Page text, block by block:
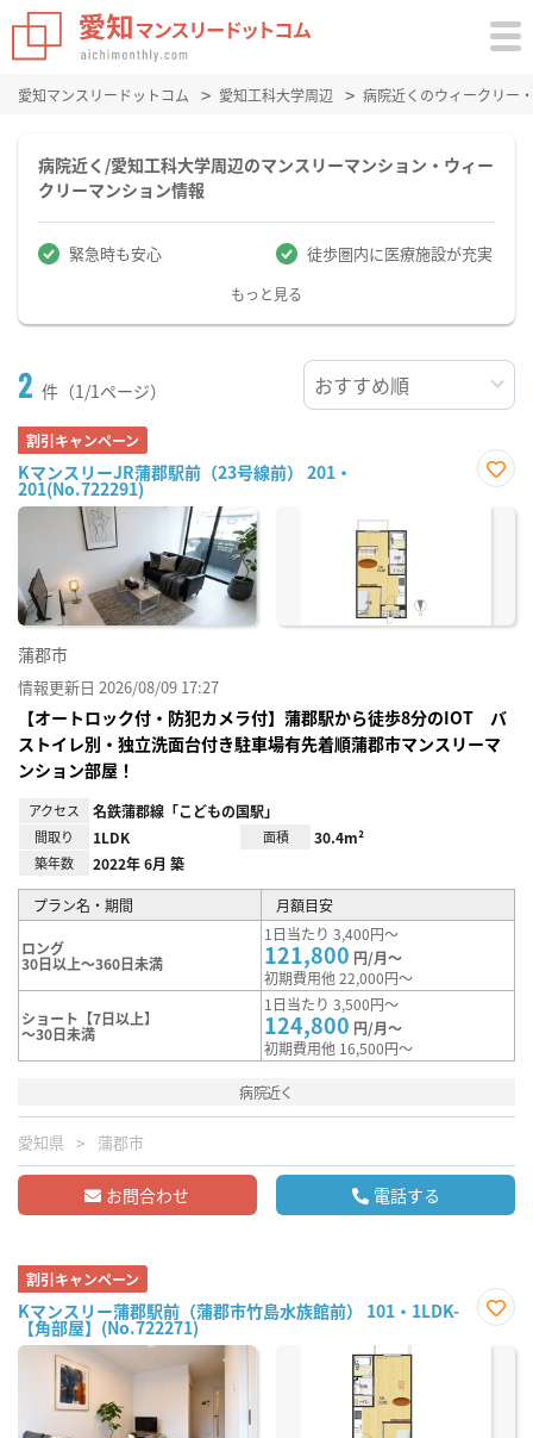
愛知マンスリードットコム 愛知工科大学周辺 病院近くのウィークリー
病院近く/愛知工科大学周辺のマンスリーマンション・ウィー
クリーマンション情報
緊急時も安心 徒歩圏内に医療施設が充実
もっと見る
2 件（1/1ページ）
割引キャンペーン
KマンスリーJR蒲郡駅前（23号線前） 201・
201(No.722291)
に入
蒲郡市
情報更新日 2026/08/09 17:27
【オートロック付・防犯カメラ付】蒲郡駅から徒歩8分のIOT バ
ストイレ別・独立洗面台付き駐車場有先着順蒲郡市マンスリーマ
ンション部屋！
アクセス 名鉄蒲郡線「こどもの国駅」
間取り 1LDK 面積 30.4m²
築年数 2022年 6月 築
プラン名・期間 月額目安
ロング
30日以上～360日未満
1日当たり 3,400円～
121,800 円/月～
初期費用他 22,000円～
ショート【7日以上】
～30日未満
1日当たり 3,500円～
124,800 円/月～
初期費用他 16,500円～
病院近く
愛知県 蒲郡市
お問合わせ 電話する
割引キャンペーン
Kマンスリー蒲郡駅前（蒲郡市竹島水族館前） 101・1LDK-
【角部屋】(No.722271)
に入